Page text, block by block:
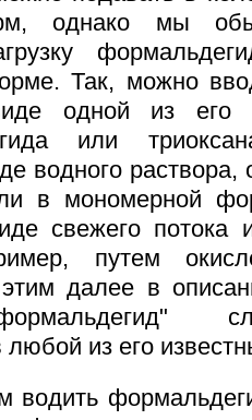
однако мы
Так, можно
одной из его
или
водного
в мономерной
свежего потока
путем
этим далее в
из его
водить